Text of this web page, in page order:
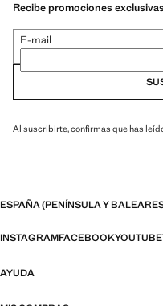
Recibe promociones
E-mail
Al suscribirte, confirmas que has
ESPAÑA (PENÍNSULA Y
INSTAGRAMFACEBOOKYOUTUBE
AYUDA